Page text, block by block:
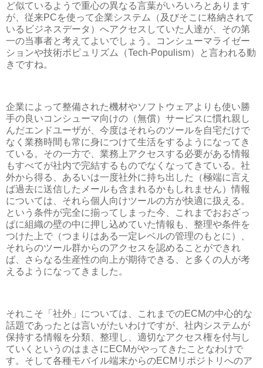
ど似ているようで重心の異なる言葉がいろいろとあります
が、従来PCを使って企業システム（及びそこに格納されて
いるビジネスデータ）へアクセスしていた人達が、その第
一の当事者と考えてよいでしょう。コンシューマライゼー
ションや技術ポピュリズム（Tech-Populism）と言われる動
きですね。
企業によって整備された機材やソフトウェアよりも使い勝
手の良いコンシューマ向けの（無償）サービスに慣れ親し
んだエンドユーザが、今度はそれらのツールを自宅だけで
なく業務時間も常に身につけて生活をするようになってき
ている。その一方で、業務上アクセスする必要がある情報
もすべてが社内で完結するものでなくなってきている。社
外から得る、あるいは一度社外に持ち出した（極端に言え
ば過去に送信したメールも含まれるかもしれません）情報
については、それら個人向けツールの方が快適に扱える。
という条件が完全に揃ってしまった今、これまでおおざっ
ぱに組織の壁の中に押し込めていた情報も、整理や条件を
つけた上で（つまりはある一定レベルの管理のもとに）、
それらのツール群からのアクセスを認めることができれ
ば、さらなる生産性の向上が期待できる、と多くの人が考
えるようになってきました。
それこそ「社外」については、これまでのECMの中心的な
話題であったとは言いがたいわけですが、社内システムが
保持する情報を分類、整理し、適切なアクセス権を付与し
ていくというのはまさにECMがやってきたことなわけで
す。そして各種モバイル端末からのECMリポジトリへのア